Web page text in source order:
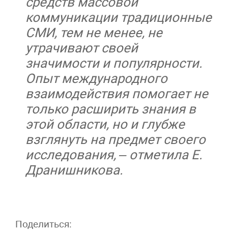
коммуникации традиционные
СМИ, тем не менее, не
утрачивают своей
значимости и популярности.
Опыт международного
взаимодействия помогает не
только расширить знания в
этой области, но и глубже
взглянуть на предмет своего
исследования, – отметила Е.
Дранишникова.
Поделиться: